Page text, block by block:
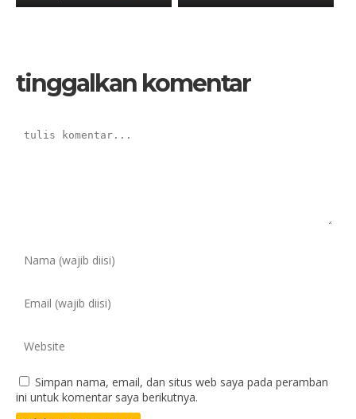
tinggalkan komentar
Simpan nama, email, dan situs web saya pada peramban
ini untuk komentar saya berikutnya.